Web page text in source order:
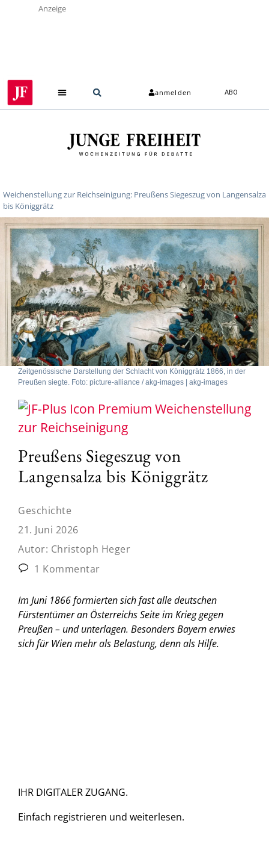
Anzeige
anmelden ABO
Weichenstellung zur Reichseinigung: Preußens Siegeszug von Langensalza
bis Königgrätz
Zeitgenössische Darstellung der Schlacht von Königgrätz 1866, in der
Preußen siegte. Foto: picture-alliance / akg-images | akg-images
Weichenstellung
zur Reichseinigung
Preußens Siegeszug von
Langensalza bis Königgrätz
Geschichte
21. Juni 2026
Autor: Christoph Heger
1 Kommentar
Im Juni 1866 formierten sich fast alle deutschen
Fürstentümer an Österreichs Seite im Krieg gegen
Preußen – und unterlagen. Besonders Bayern erwies
sich für Wien mehr als Belastung, denn als Hilfe.
IHR DIGITALER ZUGANG.
Einfach registrieren und weiterlesen.